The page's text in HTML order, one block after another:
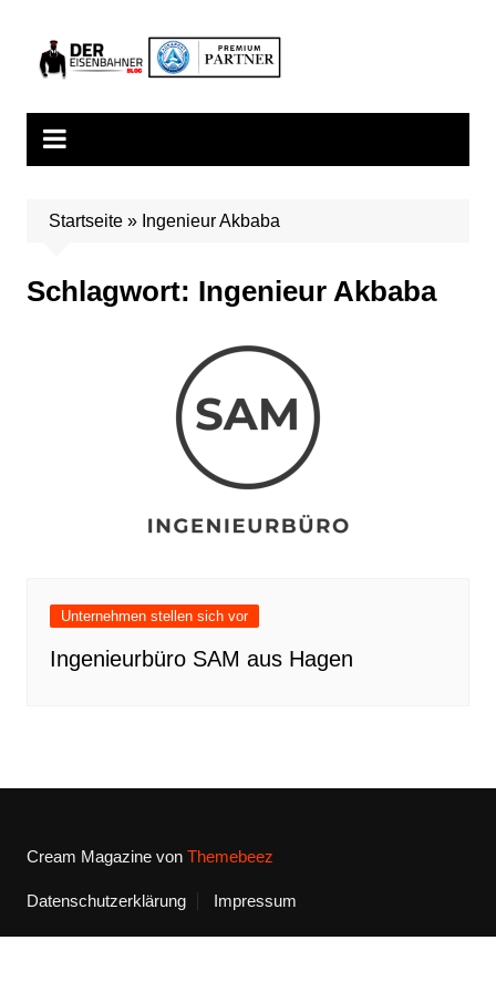
springen
Startseite» Ingenieur Akbaba
Schlagwort: Ingenieur Akbaba
Unternehmen stellen sich vor
Ingenieurbüro SAM aus Hagen
Cream Magazine von Themebeez
Datenschutzerklärung Impressum